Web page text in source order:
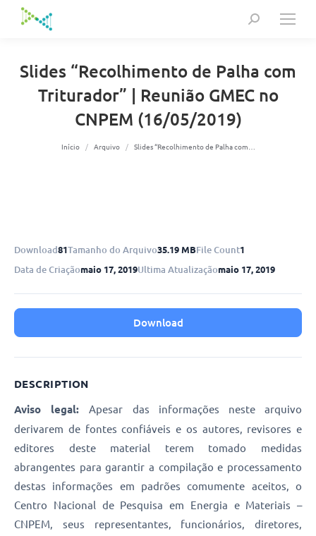
Search:
Slides “Recolhimento de Palha com
Triturador” | Reunião GMEC no
CNPEM (16/05/2019)
Você está aqui:
Início Arquivo Slides “Recolhimento de Palha com…
Download81Tamanho do Arquivo35.19 MBFile Count1
Data de Criaçãomaio 17, 2019Ultima Atualizaçãomaio 17, 2019
Download
DESCRIPTION
Aviso legal:Apesar das informações neste arquivo
derivarem de fontes confiáveis e os autores, revisores e
editores deste material terem tomado medidas
abrangentes para garantir a compilação e processamento
destas informações em padrões comumente aceitos, o
Centro Nacional de Pesquisa em Energia e Materiais –
CNPEM, seus representantes, funcionários, diretores,